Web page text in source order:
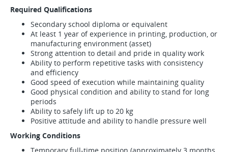
Required Qualifications
Secondary school diploma or equivalent
At least 1 year of experience in printing, production, or
manufacturing environment (asset)
Strong attention to detail and pride in quality work
Ability to perform repetitive tasks with consistency
and efficiency
Good speed of execution while maintaining quality
Good physical condition and ability to stand for long
periods
Ability to safely lift up to 20 kg
Positive attitude and ability to handle pressure well
Working Conditions